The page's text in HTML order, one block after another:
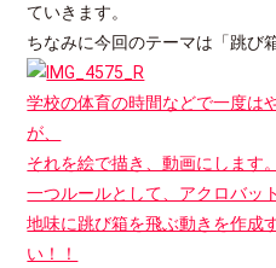
ていきます。
ちなみに今回のテーマは「跳び
学校の体育の時間などで一度は
が、
それを絵で描き、動画にします。
一つルールとして、アクロバッ
地味に跳び箱を飛ぶ動きを作成
い！！